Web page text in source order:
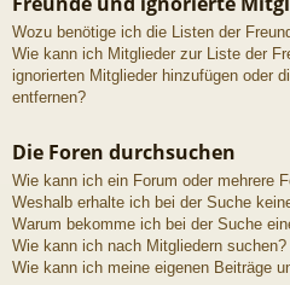
Wozu benötige ich die Listen der
Wie kann ich Mitglieder zur Liste der
ignorierten Mitglieder hinzufügen oder
entfernen?
Die Foren durchsuchen
Wie kann ich ein Forum oder mehrere
Weshalb erhalte ich bei der Suche
Warum bekomme ich bei der Suche
Wie kann ich nach Mitgliedern suchen?
Wie kann ich meine eigenen Beiträge